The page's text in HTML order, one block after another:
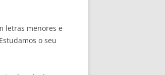
letras menores e
o seu